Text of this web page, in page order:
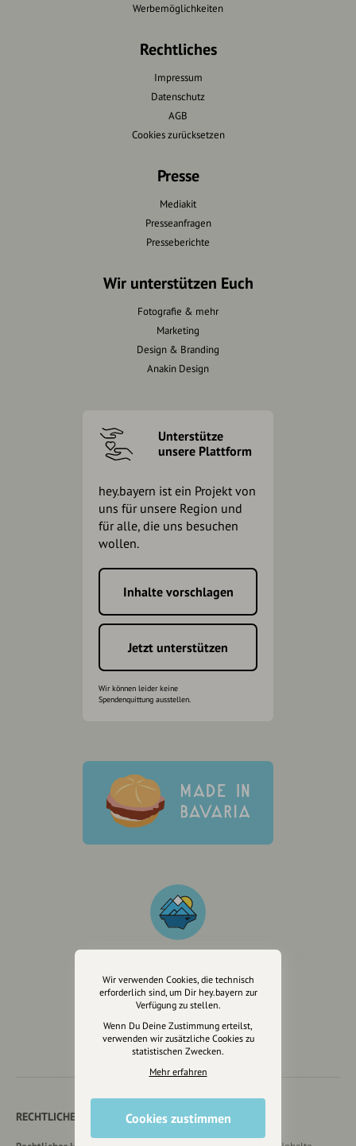
Werbemöglichkeiten
Rechtliches
Impressum
Datenschutz
AGB
Cookies zurücksetzen
Presse
Mediakit
Presseanfragen
Presseberichte
Wir unterstützen Euch
Fotografie & mehr
Marketing
Design & Branding
Anakin Design
Unterstütze
unsere Plattform
hey.bayern ist ein Projekt von
uns für unsere Region und
für alle, die uns besuchen
wollen.
Inhalte vorschlagen
Jetzt unterstützen
Wir können leider keine
Spendenquittung ausstellen.
Wir sind auch auf
RECHTLICHER HINWEIS UND TRANSPARENZHINWEIS
Wir verwenden Cookies, die technisch
erforderlich sind, um Dir hey.bayern zur
Verfügung zu stellen.
Wenn Du Deine Zustimmung erteilst,
verwenden wir zusätzliche Cookies zu
statistischen Zwecken.
Mehr erfahren
Cookies zustimmen